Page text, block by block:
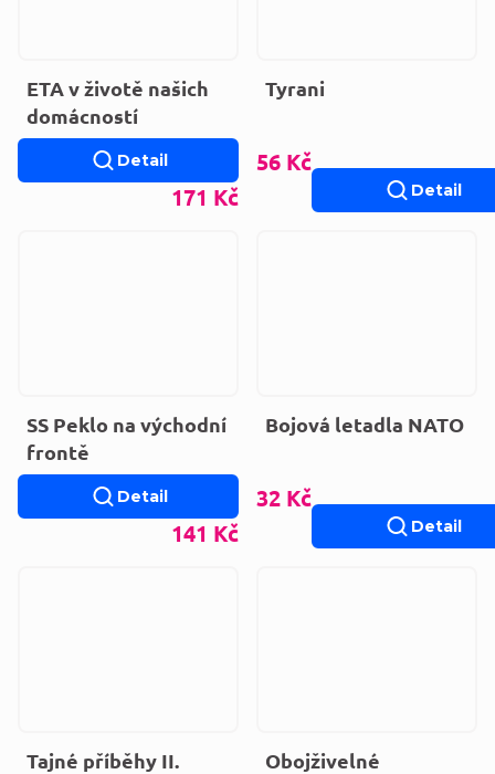
ETA v životě našich
domácností
171 Kč
Detail
Tyrani
56 Kč
Detail
SS Peklo na východní
frontě
141 Kč
Detail
Bojová letadla NATO
32 Kč
Detail
Tajné příběhy II. Obojživelné